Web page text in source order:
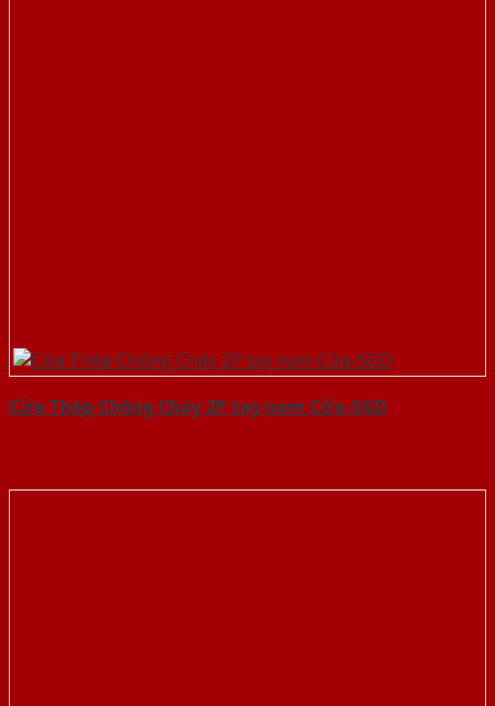
Cửa Thép Chống Cháy 2P tay nam Cửa-SGD